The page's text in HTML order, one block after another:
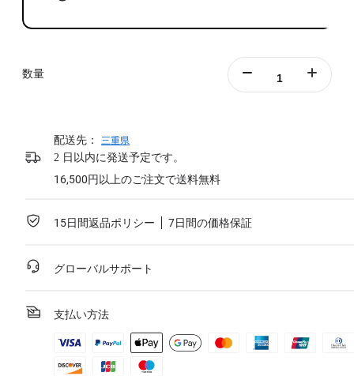
数量
配送先： 三重県
2 日以内に発送予定です。
16,500円以上のご注文で送料無料
15日間返品ポリシー 7日間の価格保証
グローバルサポート
支払い方法